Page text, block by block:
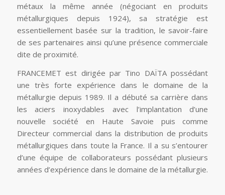
métaux la même année (négociant en produits
métallurgiques depuis 1924), sa stratégie est
essentiellement basée sur la tradition, le savoir-faire
de ses partenaires ainsi qu’une présence commerciale
dite de proximité.
FRANCEMET est dirigée par Tino DAÏTA possédant
une très forte expérience dans le domaine de la
métallurgie depuis 1989. Il a débuté sa carrière dans
les aciers inoxydables avec l’implantation d’une
nouvelle société en Haute Savoie puis comme
Directeur commercial dans la distribution de produits
métallurgiques dans toute la France. Il a su s’entourer
d’une équipe de collaborateurs possédant plusieurs
années d’expérience dans le domaine de la métallurgie.